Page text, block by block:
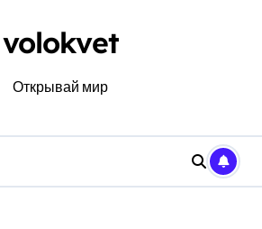
volokvet
Открывай мир